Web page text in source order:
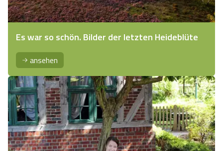
Es war so schön. Bilder der letzten Heideblüte
ansehen